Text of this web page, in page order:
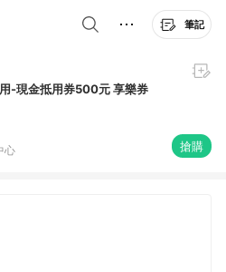
筆記
-現金抵用券500元 享樂券
心 搶購